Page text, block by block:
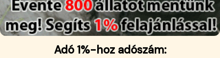
Adó 1%-hoz adószám: